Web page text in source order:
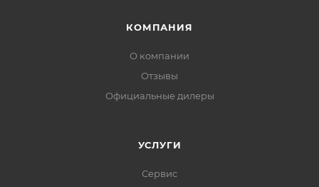
КОМПАНИЯ
О компании
Отзывы
Официальные дилеры
УСЛУГИ
Сервис